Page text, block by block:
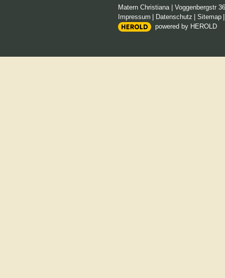
Matern Christiana| Voggenbergstr 36
Impressum
Datenschutz Sitemap
powered by HEROLD